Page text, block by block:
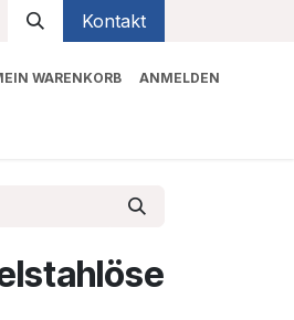
Kontakt
WARENKORB ANMELDEN